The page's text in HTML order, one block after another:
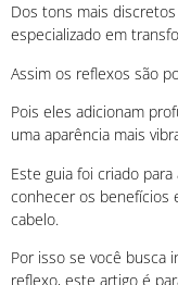
Dos tons mais
especializado em
Assim os reflexos são
Pois eles adicionam
uma aparência mais
Este guia foi criado
conhecer os benefícios
cabelo.
Por isso se você busca
reflexo, este artigo é